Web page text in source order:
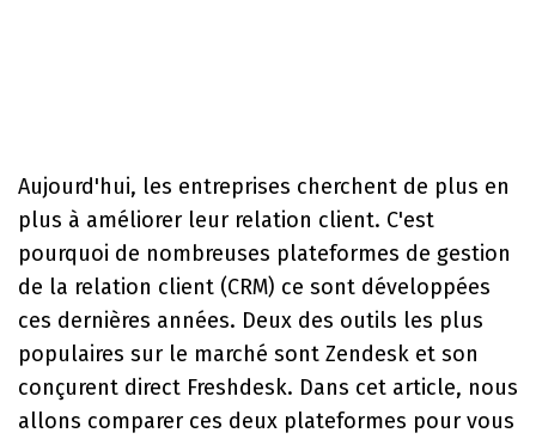
Aujourd'hui, les entreprises cherchent de plus en
plus à améliorer leur relation client. C'est
pourquoi de nombreuses plateformes de gestion
de la relation client (CRM) ce sont développées
ces dernières années. Deux des outils les plus
populaires sur le marché sont Zendesk et son
conçurent direct Freshdesk. Dans cet article, nous
allons comparer ces deux plateformes pour vous